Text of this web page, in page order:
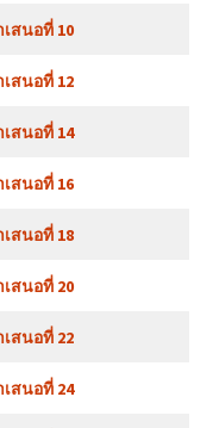
สนอที่ 10
สนอที่ 12
สนอที่ 14
สนอที่ 16
สนอที่ 18
สนอที่ 20
สนอที่ 22
สนอที่ 24